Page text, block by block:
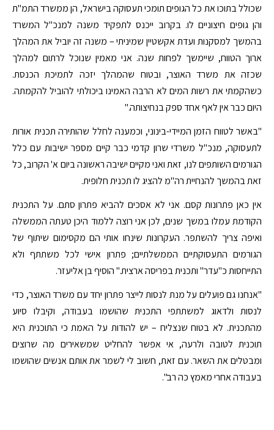
שכולל בתוכו את כל הגופים תומכי תעסוקה בישראל, הן ממשרד התמ"ת
והן גופים חיצוניים לו. בקרוב ייכנס לתפקיד משנה למנכ"ל המשרד
בהמשך למסקנות ועדת אקשטיין שמיניתי – משנה זה יוביל את המהלך
ארוך הטווח, שיימשך לפחות שנה. אני מאמין שנוכל לרתום למהלך
שכזה את משרד האוצר, ובטוח שהמהלך יזכה לתמיכת הכנסת.
כשהקמתי את רשות המים לא הרבה האמינו ביכולתי להוביל להקמתה.
היום כבר אין לאף אחד ספק בנחיצותה."
"באשר לטווח הזמן המיידי-בינוני, וכמענה לחלל שהותירה תכנית אורות
לתעסוקה, מנכ"ל משרדי שרון קדמי כבר קיים מספר ישיבות עם כלל
הגורמים השותפים לנו, זאת ואני מקיים ישיבה ראשונה ביום א' הקרוב, כל
זאת בהמשך להנחיית רה"מ להציג לו תכנית חלופית.
אין כאן פתרונות קסם. אני לא אסכים להביא פתרון סתם. על התכנית
הקודמת עמלו במשך שנים, לכן אני רוצה ללמוד היכן טעתה הממשלה
ואיפה צריך להשתפר. העקרונות שינחו אותי הם מקסימום שיתוף של
הגורמים התעסוקתיים הממשלתיים; פתרון אישי לכל משתתף ולא
התייחסות כ"עדר" ותכנית בפריסה ארצית." הוסיף בן אליעזר.
"אנחנו גם פועלים על מנת לנסות לייצר פתרון יחד עם משרד האוצר, כדי
לנסות ולדאוג למשתתפי התכנית שהושמו בעבודה, וקיבלו סיוע
מהתכנית. לא בטוח שנצליח – יש להודות על האמת כי התוכנית היא
תוכנית לטובה ולרעה, אי אפשר להחליט שמשאירים מה שרוצים
ומבטלים את השאר. עם זאת, חשוב לי לשמר את אותם אנשים שהושמו
בעבודה אחרי מאמץ כה רב".